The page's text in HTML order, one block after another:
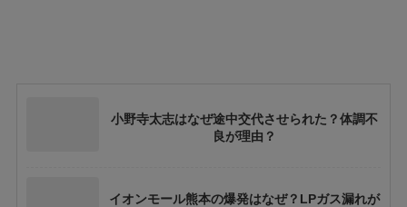
小野寺太志はなぜ途中交代させられた？体調不
良が理由？
イオンモール熊本の爆発はなぜ？LPガス漏れが